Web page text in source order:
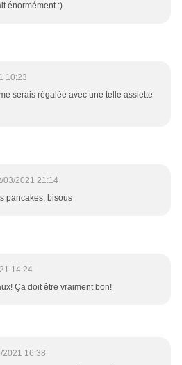
énormément :)
10:23
serais régalée avec une telle assiette
03/2021 21:14
pancakes, bisous
14:24
Ça doit être vraiment bon!
2021 16:38